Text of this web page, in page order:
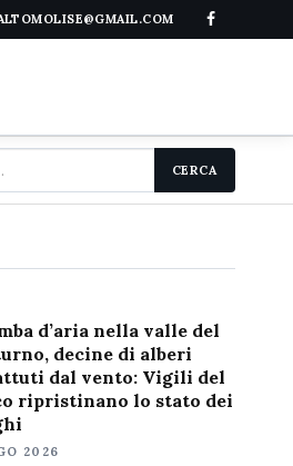
CERCA
d’aria nella valle del
decine di alberi
dal vento: Vigili del
ripristinano lo stato dei
2026